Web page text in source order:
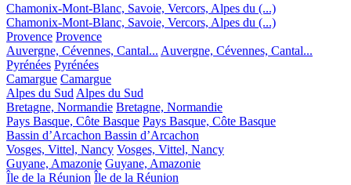
Chamonix-Mont-Blanc, Savoie, Vercors, Alpes du (...)
Chamonix-Mont-Blanc, Savoie, Vercors, Alpes du (...)
Provence Provence
Auvergne, Cévennes, Cantal... Auvergne, Cévennes, Cantal...
Pyrénées Pyrénées
Camargue Camargue
Alpes du Sud Alpes du Sud
Bretagne, Normandie Bretagne, Normandie
Pays Basque, Côte Basque Pays Basque, Côte Basque
Bassin d’Arcachon Bassin d’Arcachon
Vosges, Vittel, Nancy Vosges, Vittel, Nancy
Guyane, Amazonie Guyane, Amazonie
Île de la Réunion Île de la Réunion